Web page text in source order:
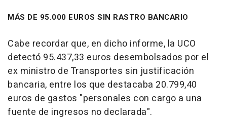
MÁS DE 95.000 EUROS SIN RASTRO BANCARIO
Cabe recordar que, en dicho informe, la UCO
detectó 95.437,33 euros desembolsados por el
ex ministro de Transportes sin justificación
bancaria, entre los que destacaba 20.799,40
euros de gastos "personales con cargo a una
fuente de ingresos no declarada".